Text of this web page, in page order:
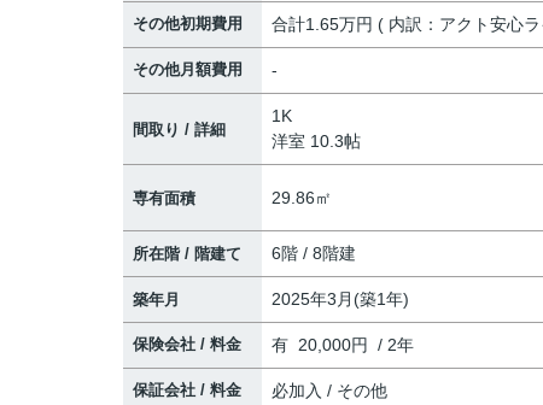
その他初期費用 合計1.65万円 ( 内訳：アクト安心
その他月額費用 -
間取り / 詳細
1K
洋室 10.3帖
専有面積 29.86㎡
所在階 / 階建て 6階 / 8階建
築年月 2025年3月(築1年)
保険会社 / 料金 有 20,000円 / 2年
保証会社 / 料金
必加入 / その他